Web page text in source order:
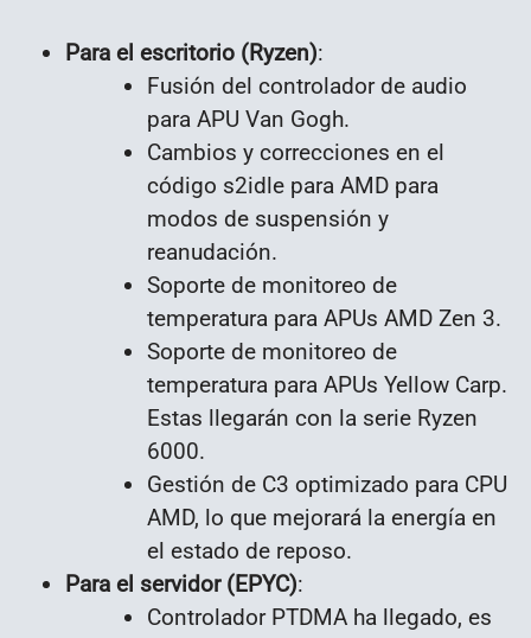
Para el escritorio (Ryzen):
Fusión del controlador de audio
para APU Van Gogh.
Cambios y correcciones en el
código s2idle para AMD para
modos de suspensión y
reanudación.
Soporte de monitoreo de
temperatura para APUs AMD Zen 3.
Soporte de monitoreo de
temperatura para APUs Yellow Carp.
Estas llegarán con la serie Ryzen
6000.
Gestión de C3 optimizado para CPU
AMD, lo que mejorará la energía en
el estado de reposo.
Para el servidor (EPYC):
Controlador PTDMA ha llegado, es